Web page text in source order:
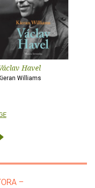
Havel
Williams
–